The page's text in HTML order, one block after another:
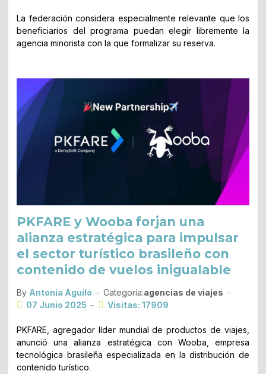
La federación considera especialmente relevante que los
beneficiarios del programa puedan elegir libremente la
agencia minorista con la que formalizar su reserva.
PKFARE y Wooba forjan una
alianza estratégica para impulsar
el sector turístico brasileño con
contenido de vuelos inigualable
By Antonia Aguiló Categoría:agencias de viajes
07 Junio 2025
Visitas: 17909
PKFARE, agregador líder mundial de productos de viajes,
anunció una alianza estratégica con Wooba, empresa
tecnológica brasileña especializada en la distribución de
contenido turístico.